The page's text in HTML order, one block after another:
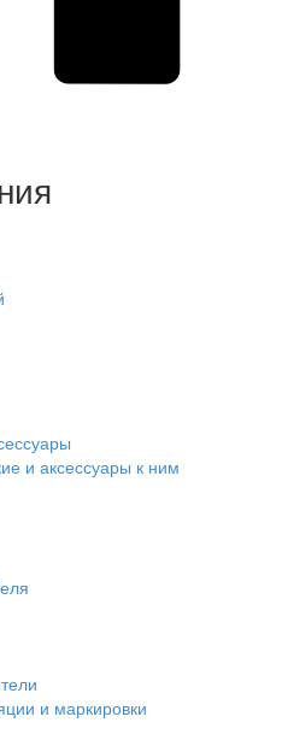
и аксессуары к ним
и маркировки